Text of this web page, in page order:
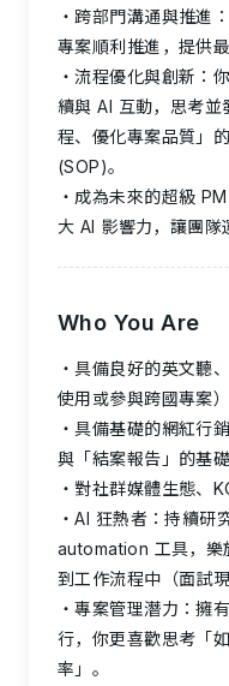
跨部門溝通與推進
專案順利推進，提供
流程優化與創新：
續與 AI 互動，思考並
程、優化專案品質」
(SOP)。
成為未來的超級
大 AI 影響力，讓團隊
Who You Are
具備良好的英文聽
使用或參與跨國專案）
具備基礎的網紅行
與「結案報告」的基
對社群媒體生態、
AI 狂熱者：持續
automation 工具，樂
到工作流程中（面試
專案管理潛力：擁
行，你更喜歡思考「
率」。